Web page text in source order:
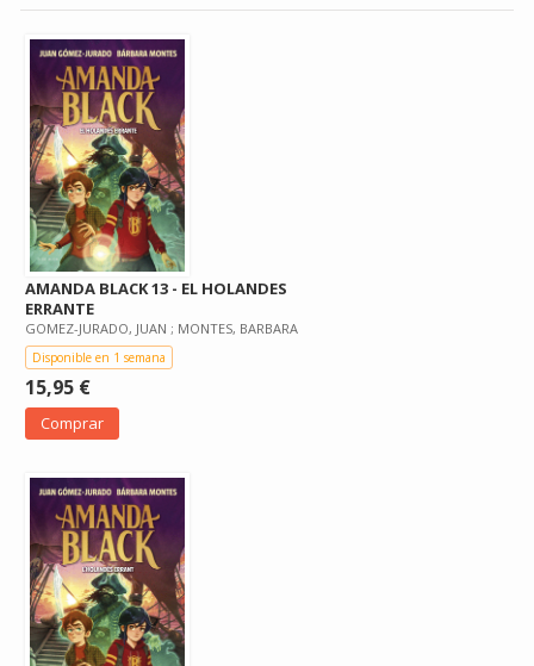
AMANDA BLACK 13 - EL HOLANDES
ERRANTE
GOMEZ-JURADO, JUAN ; MONTES, BARBARA
Disponible en 1 semana
15,95 €
Comprar